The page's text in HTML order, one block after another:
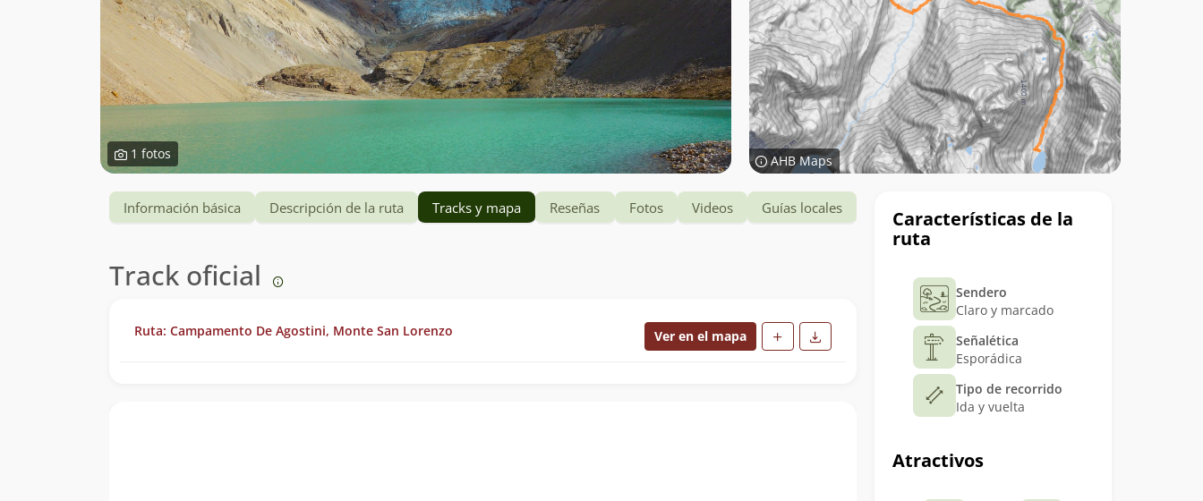
1 fotos AHB Maps
Datos
del
Características de la
ruta
Sendero
Claro y marcado
Señalética
Esporádica
Tipo de recorrido
Ida y vuelta
Atractivos
Información básica Descripción de la ruta Tracks y mapa Reseñas Fotos Videos Guías locales
Track oficial
Ruta: Campamento De Agostini, Monte San Lorenzo Ver en el mapa